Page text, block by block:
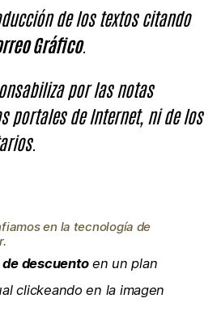
de los textos citando
Gráfico.
por las notas
portales de Internet, ni de los
en la tecnología de
de descuentoen un plan
clickeando en la imagen